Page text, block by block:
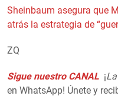
Sheinbaum asegura que
atrás la estrategia de
ZQ
Sigue nuestro CANAL ¡
en WhatsApp! Únete y